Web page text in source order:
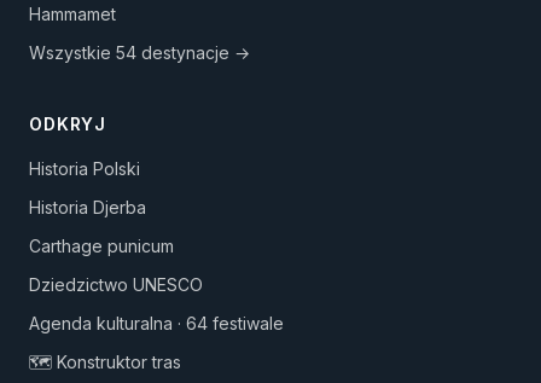
Hammamet
Wszystkie 54 destynacje →
ODKRYJ
Historia Polski
Historia Djerba
Carthage punicum
Dziedzictwo UNESCO
Agenda kulturalna · 64 festiwale
🗺️ Konstruktor tras